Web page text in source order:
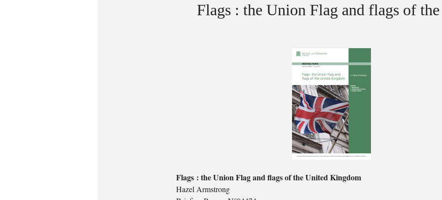
Flags : the Union Flag and flags of
Flags : the Union Flag and flags of the United Kingdom
Hazel Armstrong